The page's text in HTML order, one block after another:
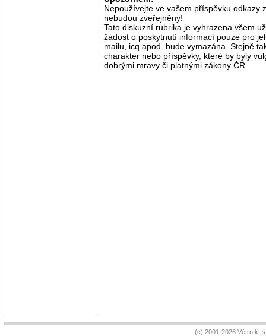
Nepoužívejte ve vašem příspěvku odkazy
nebudou zveřejněny!
Tato diskuzní rubrika je vyhrazena všem
žádost o poskytnutí informací pouze pro
mailu, icq apod. bude vymazána. Stejně
charakter nebo příspěvky, které by byly
dobrými mravy či platnými zákony ČR.
(c) 2001-2026 Větrník,